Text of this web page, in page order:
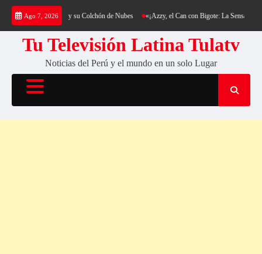
Saltar
contenido
Ago 7, 2026
al Cerro Cantería y su Colchón de Nubes «¡Azzy, el Can con Bigote: La Sensación
Tu Televisión Latina Tulatv
Noticias del Perú y el mundo en un solo Lugar